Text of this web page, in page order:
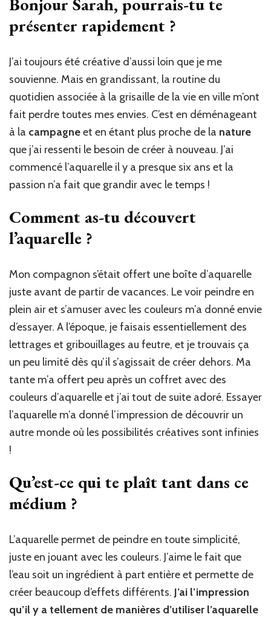
présenter rapidement ?
J’ai toujours été créative d’aussi loin que je me
souvienne. Mais en grandissant, la routine du
quotidien associée à la grisaille de la vie en ville m’ont
fait perdre toutes mes envies. C’est en déménageant
à la campagneet en étant plus proche de la nature
que j’ai ressenti le besoin de créer à nouveau. J’ai
commencé l’aquarelle il y a presque six ans et la
passion n’a fait que grandir avec le temps !
Comment as-tu découvert
l’aquarelle ?
Mon compagnon s’était offert une boîte d’aquarelle
juste avant de partir de vacances. Le voir peindre en
plein air et s’amuser avec les couleurs m’a donné envie
d’essayer. A l’époque, je faisais essentiellement des
lettrages et gribouillages au feutre, et je trouvais ça
un peu limité dès qu’il s’agissait de créer dehors. Ma
tante m’a offert peu après un coffret avec des
couleurs d’aquarelle et j’ai tout de suite adoré. Essayer
l’aquarelle m’a donné l’impression de découvrir un
autre monde où les possibilités créatives sont infinies
!
Qu’est-ce qui te plaît tant dans ce
médium ?
L’aquarelle permet de peindre en toute simplicité,
juste en jouant avec les couleurs. J’aime le fait que
l’eau soit un ingrédient à part entière et permette de
créer beaucoup d’effets différents. J’ai l’impression
qu’il y a tellement de manières d’utiliser l’aquarelle